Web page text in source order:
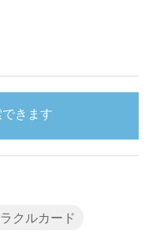
きます
クルカード